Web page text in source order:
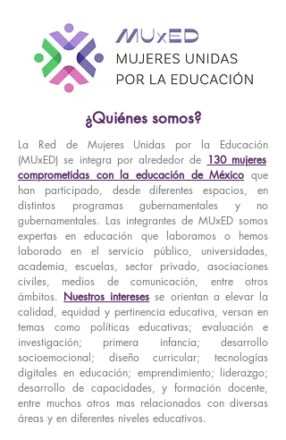
¿Quiénes somos?
La Red de Mujeres Unidas por la Educación
(MUxED) se integra por alrededor de 130 mujeres
comprometidas con la educación de México que
han participado, desde diferentes espacios, en
distintos programas gubernamentales y no
gubernamentales. Las integrantes de MUxED somos
expertas en educación que laboramos o hemos
laborado en el servicio público, universidades,
academia, escuelas, sector privado, asociaciones
civiles, medios de comunicación, entre otros
ámbitos. Nuestros intereses se orientan a elevar la
calidad, equidad y pertinencia educativa, versan en
temas como políticas educativas; evaluación e
investigación; primera infancia; desarrollo
socioemocional; diseño curricular; tecnologías
digitales en educación; emprendimiento; liderazgo;
desarrollo de capacidades, y formación docente,
entre muchos otros mas relacionados con diversas
áreas y en diferentes niveles educativos.